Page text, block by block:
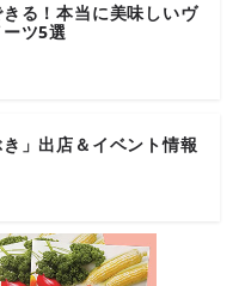
る！本当に美味しいヴ
ツ5選
き」出店＆イベント情報